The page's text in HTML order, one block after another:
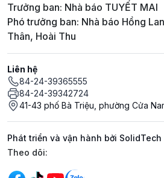
Trưởng ban: Nhà báo TUYẾT MAI
Phó trưởng ban: Nhà báo Hồng
Thân, Hoài Thu
Liên hệ
84-24-39365555
84-24-39342724
41-43 phố Bà Triệu, phường Cửa
Phát triển và vận hành bởi SolidTech
Mạng xã hội
Theo dõi: